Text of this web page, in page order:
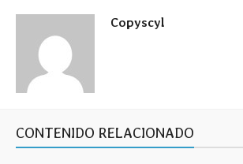
Copyscyl
CONTENIDO RELACIONADO